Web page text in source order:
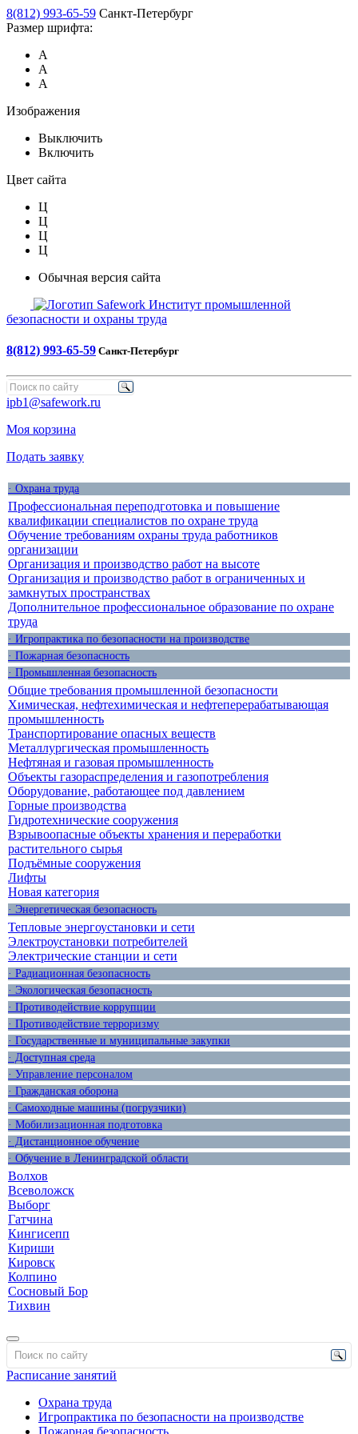
8(812) 993-65-59 Санкт-Петербург
Размер шрифта:
А
А
А
Изображения
Выключить
Включить
Цвет сайта
Ц
Ц
Ц
Ц
Обычная версия сайта
Safework Институт промышленной
безопасности и охраны труда
8(812) 993-65-59 Санкт-Петербург
ipb1@safework.ru
Моя корзина
Подать заявку
· Охрана труда
Профессиональная переподготовка и повышение
квалификации специалистов по охране труда
Обучение требованиям охраны труда работников
организации
Организация и производство работ на высоте
Организация и производство работ в ограниченных и
замкнутых пространствах
Дополнительное профессиональное образование по охране
труда
· Игропрактика по безопасности на производстве
· Пожарная безопасность
· Промышленная безопасность
Общие требования промышленной безопасности
Химическая, нефтехимическая и нефтеперерабатывающая
промышленность
Транспортирование опасных веществ
Металлургическая промышленность
Нефтяная и газовая промышленность
Объекты газораспределения и газопотребления
Оборудование, работающее под давлением
Горные производства
Гидротехнические сооружения
Взрывоопасные объекты хранения и переработки
растительного сырья
Подъёмные сооружения
Лифты
Новая категория
· Энергетическая безопасность
Тепловые энергоустановки и сети
Электроустановки потребителей
Электрические станции и сети
· Радиационная безопасность
· Экологическая безопасность
· Противодействие коррупции
· Противодействие терроризму
· Государственные и муниципальные закупки
· Доступная среда
· Управление персоналом
· Гражданская оборона
· Самоходные машины (погрузчики)
· Мобилизационная подготовка
· Дистанционное обучение
· Обучение в Ленинградской области
Волхов
Всеволожск
Выборг
Гатчина
Кингисепп
Кириши
Кировск
Колпино
Сосновый Бор
Тихвин
Расписание занятий
Охрана труда
Игропрактика по безопасности на производстве
Пожарная безопасность